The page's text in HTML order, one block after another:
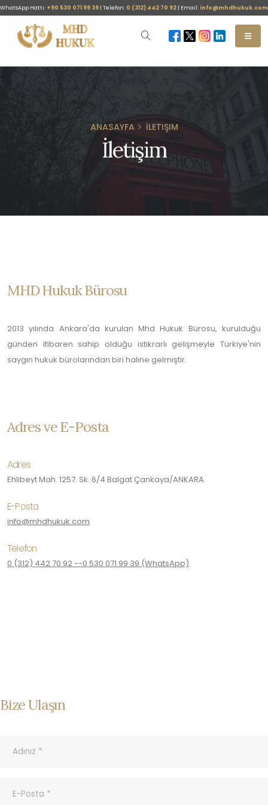
WhatsApp Hattı: +90 530 071 99 39 | Telefon: 0 (312) 442 70 92 | Email: info@mhdhukuk.com
ANASAYFA İLETIŞIM
İletişim
MHD Hukuk Bürosu
2013 yılında Ankara'da kurulan Mhd Hukuk Bürosu, kurulduğu
günden itibaren sahip olduğu istikrarlı gelişmeyle Türkiye'nin
saygın hukuk bürolarından biri haline gelmiştir.
Adres ve E-Posta
Adres
Ehlibeyt Mah. 1257. Sk. 6/4 Balgat Çankaya/ANKARA
E-Posta
info@mhdhukuk.com
Telefon
0 (312) 442 70 92 --0 530 071 99 39 (WhatsApp)
Bize Ulaşın